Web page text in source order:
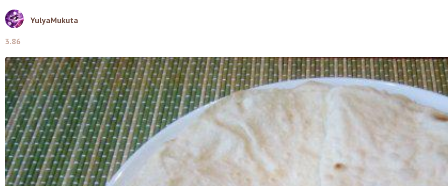
YulyaMukuta
3.86